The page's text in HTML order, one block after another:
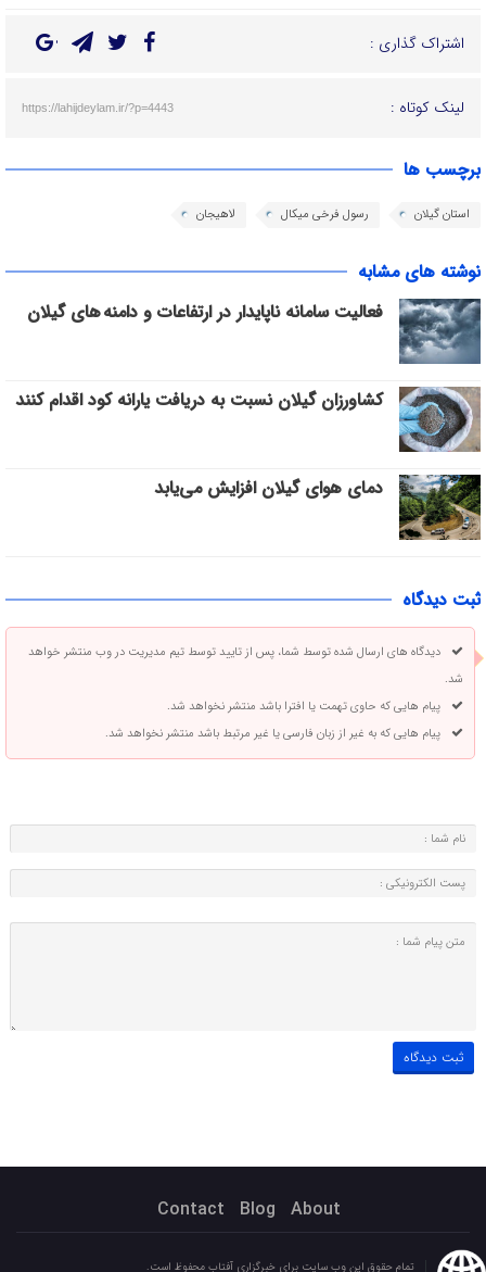
اشتراک گذاری :
لینک کوتاه : https://lahijdeylam.ir/?p=4443
برچسب ها
استان گیلان رسول فرخی میکال لاهیجان
نوشته های مشابه
فعالیت سامانه ناپایدار در ارتفاعات و دامنه های گیلان
کشاورزان گیلان نسبت به دریافت یارانه کود اقدام کنند
دمای هوای گیلان افزایش می‌یابد
ثبت دیدگاه
دیدگاه های ارسال شده توسط شما، پس از تایید توسط تیم مدیریت در وب منتشر خواهد
شد.
پیام هایی که حاوی تهمت یا افترا باشد منتشر نخواهد شد.
پیام هایی که به غیر از زبان فارسی یا غیر مرتبط باشد منتشر نخواهد شد.
About
Blog
Contact
تمام حقوق این وب سایت برای خبرگزاری آفتاب محفوظ است.